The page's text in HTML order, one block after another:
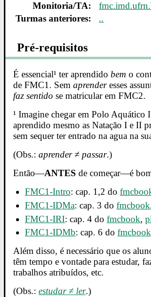
Monitoria/TA:
Turmas anteriores:
..
Pré-requisitos
É essencial¹ ter aprendidobem o
de FMC1. Semaprenderesses
faz sentido se matricular em FMC2.
¹ Imagine chegar em Polo Aquático
aprendido mesmo as Natação I e II
sem sequer ter entrado na agua na
(Obs.:aprender≠ passar.)
Então—ANTES de começar—é
FMC1-Intro: cap. 1,2 do
FMC1-IDMa: cap. 3 dofmcbook
FMC1-IRI: cap. 4 dofmcbook,
FMC1-IDMb: cap. 6 dofmcbook
Além disso, é necessário que os
têm tempo e vontade para estudar,
trabalhos atribuídos, etc.
(Obs.:estudar≠ ler.)